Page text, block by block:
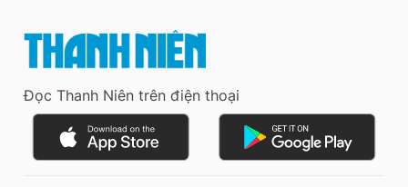
Đọc Thanh Niên trên điện thoại